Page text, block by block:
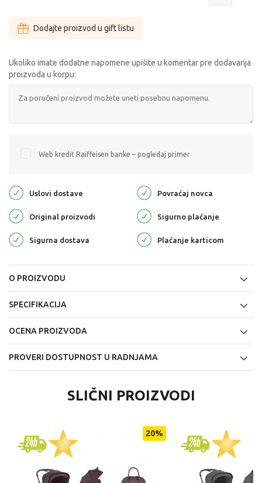
Dodajte proizvod u gift listu
Ukoliko imate dodatne napomene upišite u komentar pre dodavanja
proizvoda u korpu:
Web kredit Raiffeisen banke – pogledaj primer
Uslovi dostave Povraćaj novca
Original proizvodi Sigurno plaćanje
Sigurna dostava Plaćanje karticom
O PROIZVODU
SPECIFIKACIJA
OCENA PROIZVODA
PROVERI DOSTUPNOST U RADNJAMA
SLIČNI PROIZVODI
20%